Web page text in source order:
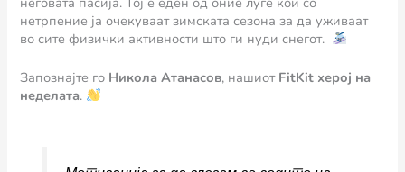
нетрпение ја очекуваат зимската сезона за да уживаат
во сите физички активности што ги нуди снегот.
Запознајте го Никола Атанасов, нашиот FitKit херој на
неделата.